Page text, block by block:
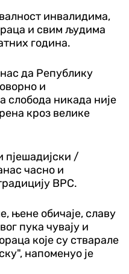
инвалидима,
и свим људима
година.
да Републику
и
слобода никада није
кроз велике
пјешадијски /
часно и
ВРС.
њене обичаје, славу
пука чувају и
које су стварале
напоменуо је